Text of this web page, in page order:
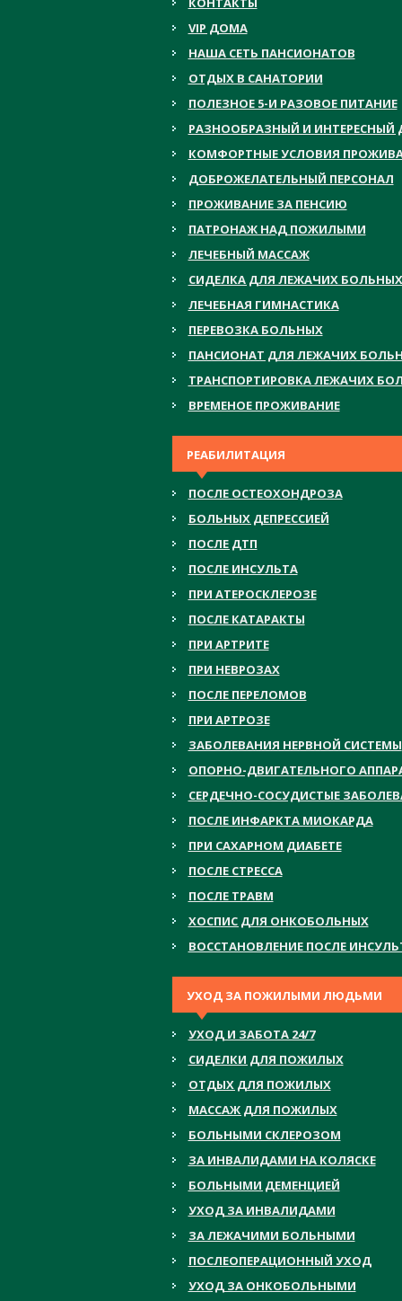
VIP ДОМА
НАША СЕТЬ ПАНСИОНАТОВ
ОТДЫХ В САНАТОРИИ
ПОЛЕЗНОЕ 5-И РАЗОВОЕ ПИТАНИЕ
РАЗНООБРАЗНЫЙ И ИНТЕРЕСНЫЙ
КОМФОРТНЫЕ УСЛОВИЯ
ДОБРОЖЕЛАТЕЛЬНЫЙ ПЕРСОНАЛ
ПРОЖИВАНИЕ ЗА ПЕНСИЮ
ПАТРОНАЖ НАД ПОЖИЛЫМИ
ЛЕЧЕБНЫЙ МАССАЖ
СИДЕЛКА ДЛЯ ЛЕЖАЧИХ БОЛЬНЫХ
ЛЕЧЕБНАЯ ГИМНАСТИКА
ПЕРЕВОЗКА БОЛЬНЫХ
ПАНСИОНАТ ДЛЯ ЛЕЖАЧИХ
ТРАНСПОРТИРОВКА ЛЕЖАЧИХ
ВРЕМЕНОЕ ПРОЖИВАНИЕ
РЕАБИЛИТАЦИЯ
ПОСЛЕ ОСТЕОХОНДРОЗА
БОЛЬНЫХ ДЕПРЕССИЕЙ
ПОСЛЕ ДТП
ПОСЛЕ ИНСУЛЬТА
ПРИ АТЕРОСКЛЕРОЗЕ
ПОСЛЕ КАТАРАКТЫ
ПРИ АРТРИТЕ
ПРИ НЕВРОЗАХ
ПОСЛЕ ПЕРЕЛОМОВ
ПРИ АРТРОЗЕ
ЗАБОЛЕВАНИЯ НЕРВНОЙ СИСТЕМЫ
ОПОРНО-ДВИГАТЕЛЬНОГО
СЕРДЕЧНО-СОСУДИСТЫЕ
ПОСЛЕ ИНФАРКТА МИОКАРДА
ПРИ САХАРНОМ ДИАБЕТЕ
ПОСЛЕ СТРЕССА
ПОСЛЕ ТРАВМ
ХОСПИС ДЛЯ ОНКОБОЛЬНЫХ
ВОССТАНОВЛЕНИЕ ПОСЛЕ
УХОД ЗА ПОЖИЛЫМИ ЛЮДЬМИ
УХОД И ЗАБОТА 24/7
СИДЕЛКИ ДЛЯ ПОЖИЛЫХ
ОТДЫХ ДЛЯ ПОЖИЛЫХ
МАССАЖ ДЛЯ ПОЖИЛЫХ
БОЛЬНЫМИ СКЛЕРОЗОМ
ЗА ИНВАЛИДАМИ НА КОЛЯСКЕ
БОЛЬНЫМИ ДЕМЕНЦИЕЙ
УХОД ЗА ИНВАЛИДАМИ
ЗА ЛЕЖАЧИМИ БОЛЬНЫМИ
ПОСЛЕОПЕРАЦИОННЫЙ УХОД
УХОД ЗА ОНКОБОЛЬНЫМИ